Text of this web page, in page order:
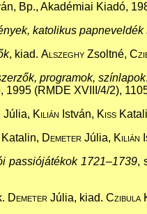
Bp., Akadémiai Kiadó,
katolikus papneveldék
, kiad. Alszeghy Zsoltné,
programok, színlapok
(RMDE XVIII/4/2),
Júlia, Kilián István, Kiss
Katalin, Demeter Júlia, Kilián
passiójátékok 1721–1739,
Demeter Júlia, kiad. Czibula